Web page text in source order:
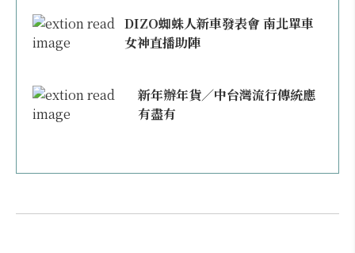
DIZO蜘蛛人新車發表會 南北單車
女神直播助陣
新年辦年貨／中台灣流行傳統應
有盡有